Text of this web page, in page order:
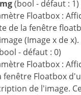
(bool - défaut : 1)
Floatbox :
de la fenêtre
(Image x de x).
- défaut : 0)
Floatbox :
fenêtre Floatbox
de l'image.